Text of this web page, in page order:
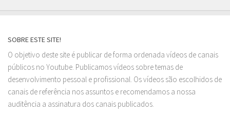
SOBRE ESTE SITE!
O objetivo deste site é publicar de forma ordenada vídeos de canais
públicos no Youtube. Publicamos vídeos sobre temas de
desenvolvimento pessoal e profissional. Os vídeos são escolhidos de
canais de referência nos assuntos e recomendamos a nossa
auditência a assinatura dos canais publicados.